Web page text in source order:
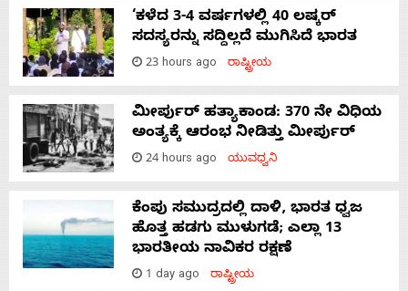
‘ಕಳೆದ 3-4 ವರ್ಷಗಳಲ್ಲಿ 40 ಲಷ್ಕರ್
ಸದಸ್ಯರನ್ನು ಸದ್ದಿಲ್ಲದೆ ಮುಗಿಸಿದೆ ಭಾರತ
23 hours ago ರಾಷ್ಟ್ರೀಯ
ಮೀರ್ಪುರ್ ಹತ್ಯಾಕಾಂಡ: 370 ನೇ ವಿಧಿಯ
ಅಂತ್ಯಕ್ಕೆ ಆರಂಭ ನೀಡಿತ್ತು ಮೀರ್ಪುರ್
24 hours ago ಯುವಧ್ವನಿ
ಕೆಂಪು ಸಮುದ್ರದಲ್ಲಿ ದಾಳಿ, ಭಾರತ ಧ್ವಜ
ಹೊತ್ತ ಹಡಗು ಮುಳುಗಡೆ; ಎಲ್ಲಾ 13
ಭಾರತೀಯ ನಾವಿಕರ ರಕ್ಷಣೆ
1 day ago ರಾಷ್ಟ್ರೀಯ